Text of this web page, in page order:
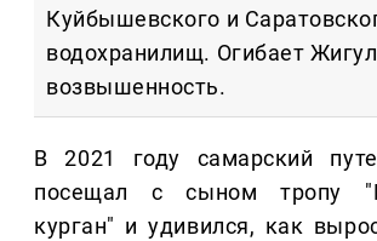
Куйбышевского и
водохранилищ. Огибает
возвышенность.
В 2021 году самарский
посещал с сыном тропу
курган" и удивился, как